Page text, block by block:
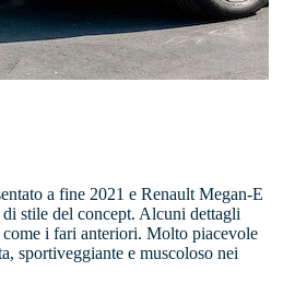
a fine 2021 e Renault Megan-E
stile del concept. Alcuni dettagli
i fari anteriori. Molto piacevole
sportiveggiante e muscoloso nei